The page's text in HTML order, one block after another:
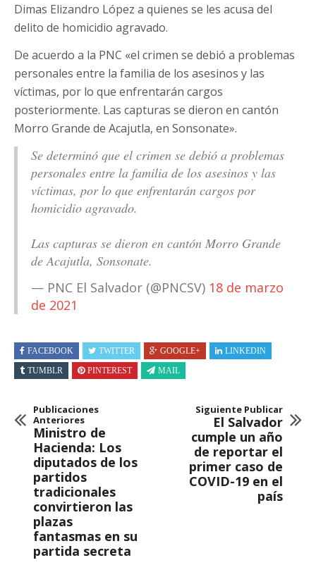
Dimas Elizandro López a quienes se les acusa del
delito de homicidio agravado.
De acuerdo a la PNC «el crimen se debió a problemas
personales entre la familia de los asesinos y las
víctimas, por lo que enfrentarán cargos
posteriormente. Las capturas se dieron en cantón
Morro Grande de Acajutla, en Sonsonate».
Se determinó que el crimen se debió a problemas
personales entre la familia de los asesinos y las
víctimas, por lo que enfrentarán cargos por
homicidio agravado.
Las capturas se dieron en cantón Morro Grande
de Acajutla, Sonsonate.
— PNC El Salvador (@PNCSV) 18 de marzo
de 2021
FACEBOOK TWITTER GOOGLE+
LINKEDIN
TUMBLR
PINTEREST MAIL
Publicaciones
Anteriores
Ministro de
Hacienda: Los
diputados de los
partidos
tradicionales
convirtieron las
plazas
fantasmas en su
partida secreta
Siguiente Publicar
El Salvador
cumple un año
de reportar el
primer caso de
COVID-19 en el
país